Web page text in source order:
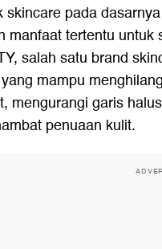
skincare pada
manfaat tertentu untuk
, salah satu brand
mampu
mengurangi garis
penuaan kulit.